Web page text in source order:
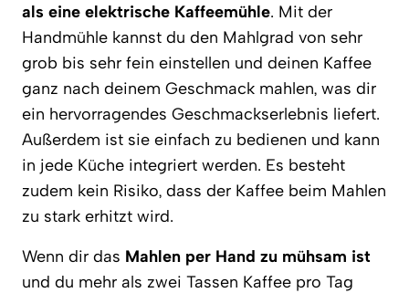
als eine elektrische Kaffeemühle. Mit der
Handmühle kannst du den Mahlgrad von sehr
grob bis sehr fein einstellen und deinen Kaffee
ganz nach deinem Geschmack mahlen, was dir
ein hervorragendes Geschmackserlebnis liefert.
Außerdem ist sie einfach zu bedienen und kann
in jede Küche integriert werden. Es besteht
zudem kein Risiko, dass der Kaffee beim Mahlen
zu stark erhitzt wird.
Wenn dir das Mahlen per Hand zu mühsam ist
und du mehr als zwei Tassen Kaffee pro Tag